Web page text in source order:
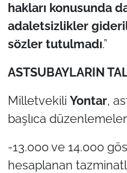
hakları konusunda
adaletsizlikler
sözler tutulmadı.”
ASTSUBAYLARIN
Milletvekili Yontar,
başlıca
-13.000 ve 14.000
hesaplanan
Magazin
English News
Canlı Maç